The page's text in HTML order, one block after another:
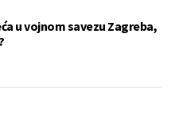
u vojnom savezu Zagreba,